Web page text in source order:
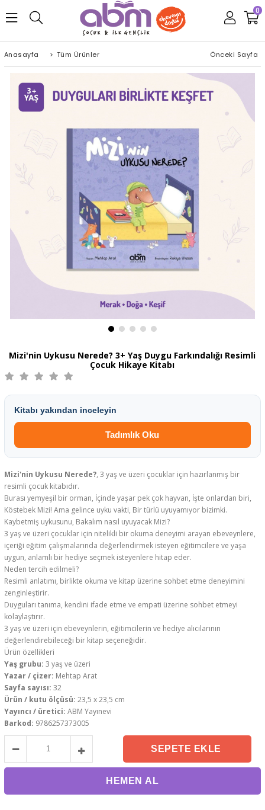
0
Anasayfa > Tüm Ürünler Önceki Sayfa
Mizi'nin Uykusu Nerede? 3+ Yaş Duygu Farkındalığı Resimli
Çocuk Hikaye Kitabı
Kitabı yakından inceleyin
Tadımlık Oku
Mizi'nin Uykusu Nerede?, 3 yaş ve üzeri çocuklar için hazırlanmış bir
resimli çocuk kitabıdır.
Burası yemyeşil bir orman, İçinde yaşar pek çok hayvan, İşte onlardan biri,
Köstebek Mizi! Ama gelince uyku vakti, Bir türlü uyuyamıyor bizimki.
Kaybetmiş uykusunu, Bakalım nasıl uyuyacak Mizi?
3 yaş ve üzeri çocuklar için nitelikli bir okuma deneyimi arayan ebeveynlere,
içeriği eğitim çalışmalarında değerlendirmek isteyen eğitimcilere ve yaşa
uygun, anlamlı bir hediye seçmek isteyenlere hitap eder.
Neden tercih edilmeli?
Resimli anlatımı, birlikte okuma ve kitap üzerine sohbet etme deneyimini
zenginleştirir.
Duyguları tanıma, kendini ifade etme ve empati üzerine sohbet etmeyi
kolaylaştırır.
3 yaş ve üzeri için ebeveynlerin, eğitimcilerin ve hediye alıcılarının
değerlendirebileceği bir kitap seçeneğidir.
Ürün özellikleri
Yaş grubu: 3 yaş ve üzeri
Yazar / çizer: Mehtap Arat
Sayfa sayısı: 32
Ürün / kutu ölçüsü: 23,5 x 23,5 cm
Yayıncı / üretici: ABM Yayınevi
Barkod: 9786257373005